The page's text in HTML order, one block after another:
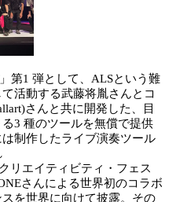
第1 弾として、ALSという難
活動する武藤将胤さんとコ
さんと共に開発した、目
3 種のツールを無償で提供
制作したライブ演奏ツール
リエイティビティ・フェス
さんによる世界初のコラボ
を世界に向けて披露。その